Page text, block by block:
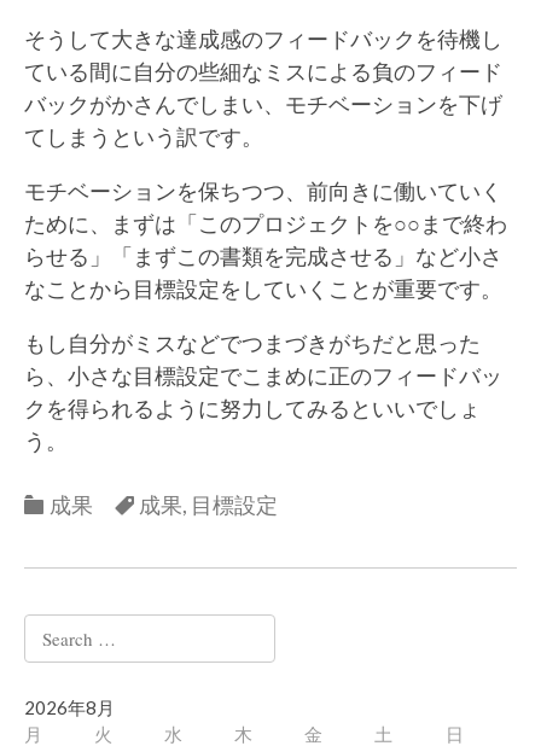
そうして大きな達成感のフィードバックを待機し
ている間に自分の些細なミスによる負のフィード
バックがかさんでしまい、モチベーションを下げ
てしまうという訳です。
モチベーションを保ちつつ、前向きに働いていく
ために、まずは「このプロジェクトを○○まで終わ
らせる」「まずこの書類を完成させる」など小さ
なことから目標設定をしていくことが重要です。
もし自分がミスなどでつまづきがちだと思った
ら、小さな目標設定でこまめに正のフィードバッ
クを得られるように努力してみるといいでしょ
う。
Categories
成果 Categories
成果, 目標設定
for:
2026年8月
月
火 水 木 金 土
日